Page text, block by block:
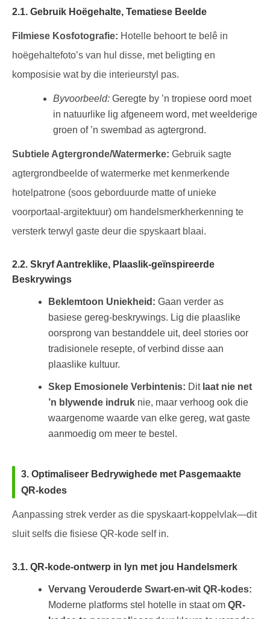
2.1. Gebruik Hoëgehalte, Tematiese Beelde
Filmiese Kosfotografie: Hotelle behoort te belê in
hoëgehaltefoto’s van hul disse, met beligting en
komposisie wat by die interieurstyl pas.
Byvoorbeeld: Geregte by ’n tropiese oord moet
in natuurlike lig afgeneem word, met weelderige
groen of ’n swembad as agtergrond.
Subtiele Agtergronde/Watermerke: Gebruik sagte
agtergrondbeelde of watermerke met kenmerkende
hotelpatrone (soos geborduurde matte of unieke
voorportaal-argitektuur) om handelsmerkherkenning te
versterk terwyl gaste deur die spyskaart blaai.
2.2. Skryf Aantreklike, Plaaslik-geïnspireerde
Beskrywings
Beklemtoon Uniekheid: Gaan verder as
basiese gereg-beskrywings. Lig die plaaslike
oorsprong van bestanddele uit, deel stories oor
tradisionele resepte, of verbind disse aan
plaaslike kultuur.
Skep Emosionele Verbintenis: Dit laat nie net
’n blywende indruk nie, maar verhoog ook die
waargenome waarde van elke gereg, wat gaste
aanmoedig om meer te bestel.
3. Optimaliseer Bedrywighede met Pasgemaakte
QR-kodes
Aanpassing strek verder as die spyskaart-koppelvlak—dit
sluit selfs die fisiese QR-kode self in.
3.1. QR-kode-ontwerp in lyn met jou Handelsmerk
Vervang Verouderde Swart-en-wit QR-kodes:
Moderne platforms stel hotelle in staat om QR-